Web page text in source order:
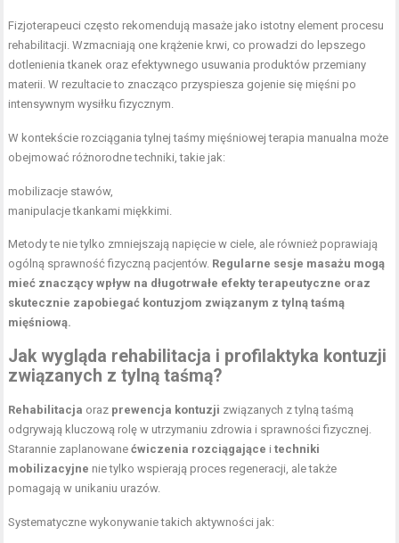
Fizjoterapeuci często rekomendują masaże jako istotny element procesu
rehabilitacji. Wzmacniają one krążenie krwi, co prowadzi do lepszego
dotlenienia tkanek oraz efektywnego usuwania produktów przemiany
materii. W rezultacie to znacząco przyspiesza gojenie się mięśni po
intensywnym wysiłku fizycznym.
W kontekście rozciągania tylnej taśmy mięśniowej terapia manualna może
obejmować różnorodne techniki, takie jak:
mobilizacje stawów,
manipulacje tkankami miękkimi.
Metody te nie tylko zmniejszają napięcie w ciele, ale również poprawiają
ogólną sprawność fizyczną pacjentów. Regularne sesje masażu mogą
mieć znaczący wpływ na długotrwałe efekty terapeutyczne oraz
skutecznie zapobiegać kontuzjom związanym z tylną taśmą
mięśniową.
Jak wygląda rehabilitacja i profilaktyka kontuzji
związanych z tylną taśmą?
Rehabilitacja oraz prewencja kontuzji związanych z tylną taśmą
odgrywają kluczową rolę w utrzymaniu zdrowia i sprawności fizycznej.
Starannie zaplanowanećwiczenia rozciągające itechniki
mobilizacyjne nie tylko wspierają proces regeneracji, ale także
pomagają w unikaniu urazów.
Systematyczne wykonywanie takich aktywności jak: